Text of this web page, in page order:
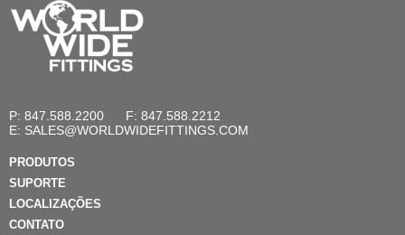
P: 847.588.2200
F: 847.588.2212
E: SALES@WORLDWIDEFITTINGS.COM
PRODUTOS
SUPORTE
LOCALIZAÇÕES
CONTATO